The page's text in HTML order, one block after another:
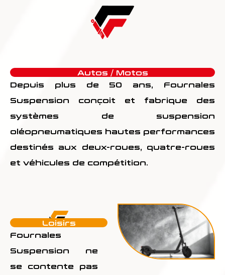
Autos / Motos
Depuis plus de 50 ans, Fournales
Suspension conçoit et fabrique des
systèmes de suspension
oléopneumatiques hautes performances
destinés aux deux-roues, quatre-roues
et véhicules de compétition.
Loisirs
Fournales
Suspension ne
se contente pas